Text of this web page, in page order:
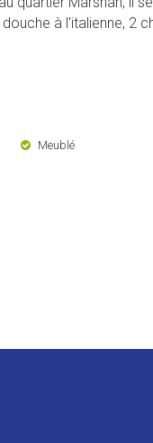
à l'italienne, 2
Meublé